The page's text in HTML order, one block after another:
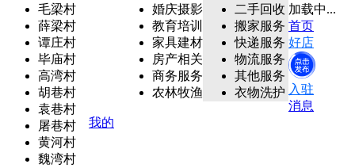
毛梁村
薛梁村
谭庄村
毕庙村
高湾村
胡巷村
袁巷村
屠巷村
黄河村
魏湾村
婚庆摄影
教育培训
家具建材
房产相关
商务服务
农林牧渔
二手回收
搬家服务
快递服务
物流服务
其他服务
衣物洗护
加载中...
首页
好店
入驻
消息
我的